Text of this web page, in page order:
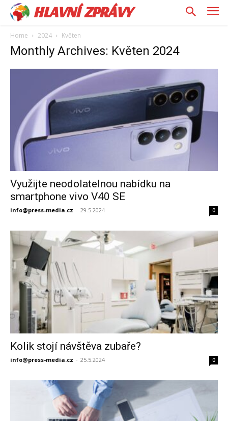
HLAVNÍ ZPRÁVY
Home 2024 Květen
Monthly Archives: Květen 2024
Využijte neodolatelnou nabídku na
smartphone vivo V40 SE
info@press-media.cz - 29.5.2024 0
Kolik stojí návštěva zubaře?
info@press-media.cz - 25.5.2024 0